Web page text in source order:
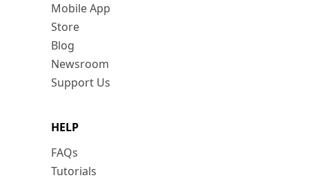
Mobile App
Store
Blog
Newsroom
Support Us
HELP
FAQs
Tutorials